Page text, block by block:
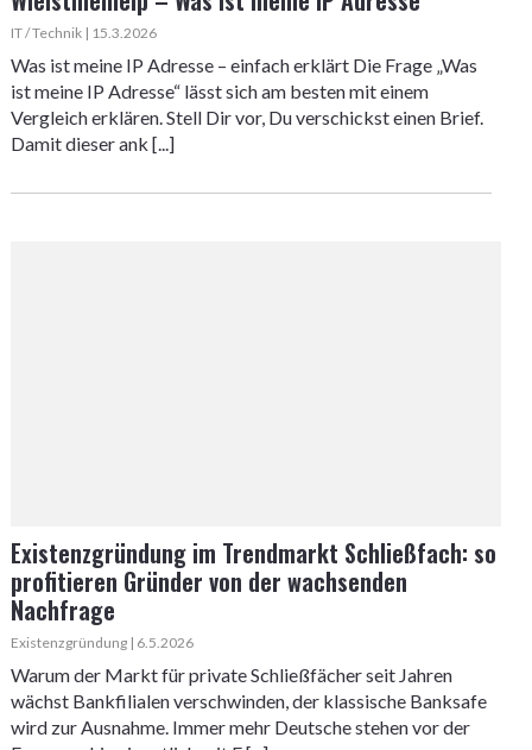
IT / Technik | 15.3.2026
Was ist meine IP Adresse – einfach erklärt Die Frage „Was
ist meine IP Adresse“ lässt sich am besten mit einem
Vergleich erklären. Stell Dir vor, Du verschickst einen Brief.
Damit dieser ank [...]
Existenzgründung im Trendmarkt Schließfach: so
profitieren Gründer von der wachsenden
Nachfrage
Existenzgründung | 6.5.2026
Warum der Markt für private Schließfächer seit Jahren
wächst Bankfilialen verschwinden, der klassische Banksafe
wird zur Ausnahme. Immer mehr Deutsche stehen vor der